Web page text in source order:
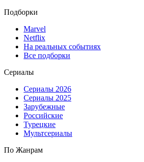
Подборки
Marvel
Netflix
На реальных событиях
Все подборки
Сериалы
Сериалы 2026
Сериалы 2025
Зарубежные
Российские
Турецкие
Мультсериалы
По Жанрам